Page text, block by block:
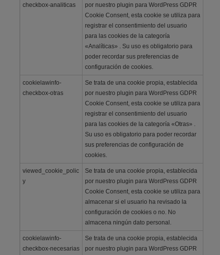
checkbox-analiticas
por nuestro plugin para WordPress GDPR
Cookie Consent, esta cookie se utiliza para
registrar el consentimiento del usuario
para las cookies de la categoría
«Analíticas» . Su uso es obligatorio para
poder recordar sus preferencias de
configuración de cookies.
cookielawinfo-
checkbox-otras
Se trata de una cookie propia, establecida
por nuestro plugin para WordPress GDPR
Cookie Consent, esta cookie se utiliza para
registrar el consentimiento del usuario
para las cookies de la categoría «Otras» .
Su uso es obligatorio para poder recordar
sus preferencias de configuración de
cookies.
viewed_cookie_polic
y
Se trata de una cookie propia, establecida
por nuestro plugin para WordPress GDPR
Cookie Consent, esta cookie se utiliza para
almacenar si el usuario ha revisado la
configuración de cookies o no. No
almacena ningún dato personal.
cookielawinfo-
checkbox-necesarias
Se trata de una cookie propia, establecida
por nuestro plugin para WordPress GDPR